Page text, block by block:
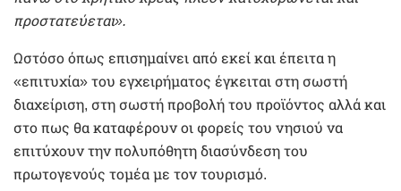
προστατεύεται».
Ωστόσο όπως επισημαίνει από εκεί και έπειτα η
«επιτυχία» του εγχειρήματος έγκειται στη σωστή
διαχείριση, στη σωστή προβολή του προϊόντος αλλά και
στο πως θα καταφέρουν οι φορείς του νησιού να
επιτύχουν την πολυπόθητη διασύνδεση του
πρωτογενούς τομέα με τον τουρισμό.